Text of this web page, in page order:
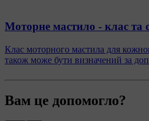
Моторне мастило - клас та
Клас моторного мастила для
також може бути визначений за
Вам це допомогло?